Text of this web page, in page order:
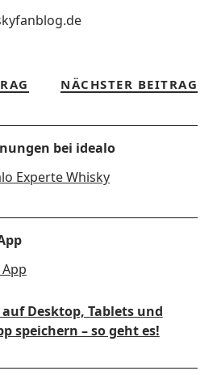
NÄCHSTER BEITRAG
bei idealo
Desktop, Tablets und
speichern – so geht es!